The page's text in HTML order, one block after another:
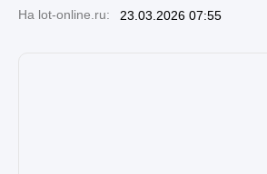
На lot-online.ru: 23.03.2026 07:55